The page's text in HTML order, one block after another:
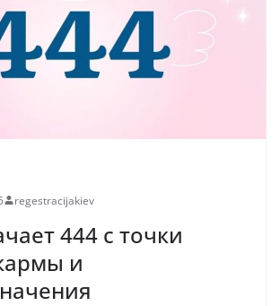
regestracijakiev
444 с точки
и